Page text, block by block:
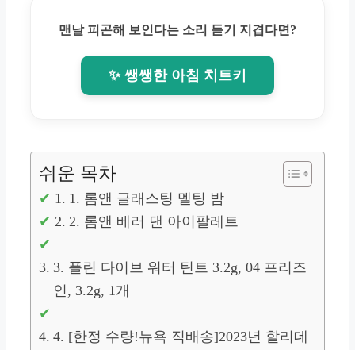
맨날 피곤해 보인다는 소리 듣기 지겹다면?
✨ 쌩쌩한 아침 치트키
쉬운 목차
1. 롬앤 글래스팅 멜팅 밤
2. 롬앤 베러 댄 아이팔레트
3. 플린 다이브 워터 틴트 3.2g, 04 프리즈
인, 3.2g, 1개
4. [한정 수량!뉴욕 직배송]2023년 할리데